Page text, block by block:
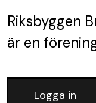
Riksbyggen
är en
Logga in